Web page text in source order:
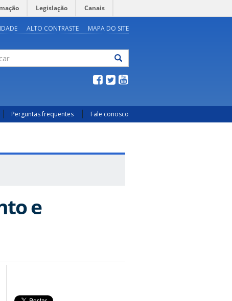
Legislação Canais
ALTO CONTRASTE MAPA DO SITE
Perguntas frequentes Fale conosco
e